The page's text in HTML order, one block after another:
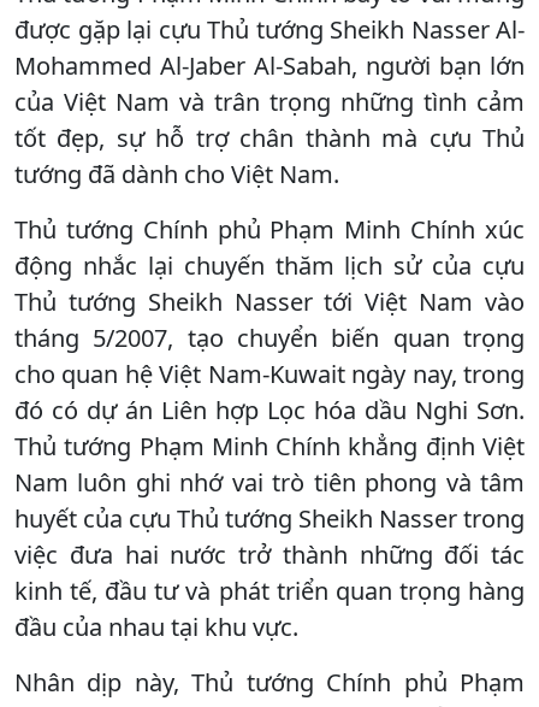
được gặp lại cựu Thủ tướng Sheikh Nasser Al-
Mohammed Al-Jaber Al-Sabah, người bạn lớn
của Việt Nam và trân trọng những tình cảm
tốt đẹp, sự hỗ trợ chân thành mà cựu Thủ
tướng đã dành cho Việt Nam.
Thủ tướng Chính phủ Phạm Minh Chính xúc
động nhắc lại chuyến thăm lịch sử của cựu
Thủ tướng Sheikh Nasser tới Việt Nam vào
tháng 5/2007, tạo chuyển biến quan trọng
cho quan hệ Việt Nam-Kuwait ngày nay, trong
đó có dự án Liên hợp Lọc hóa dầu Nghi Sơn.
Thủ tướng Phạm Minh Chính khẳng định Việt
Nam luôn ghi nhớ vai trò tiên phong và tâm
huyết của cựu Thủ tướng Sheikh Nasser trong
việc đưa hai nước trở thành những đối tác
kinh tế, đầu tư và phát triển quan trọng hàng
đầu của nhau tại khu vực.
​​Nhân dịp này, Thủ tướng Chính phủ Phạm